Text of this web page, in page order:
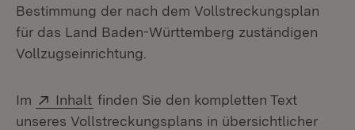
Bestimmung der nach dem Vollstreckungsplan
für das Land Baden-Württemberg zuständigen
Vollzugseinrichtung.
Im Extern:
Inhalt (Öffnet in neuem Fenster)
finden Sie den kompletten Text
unseres Vollstreckungsplans in übersichtlicher